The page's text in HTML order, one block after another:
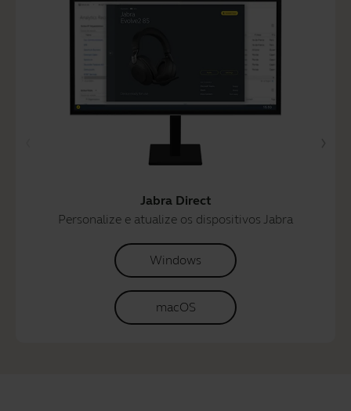
Jabra Direct
Personalize e atualize os dispositivos Jabra
Windows
macOS